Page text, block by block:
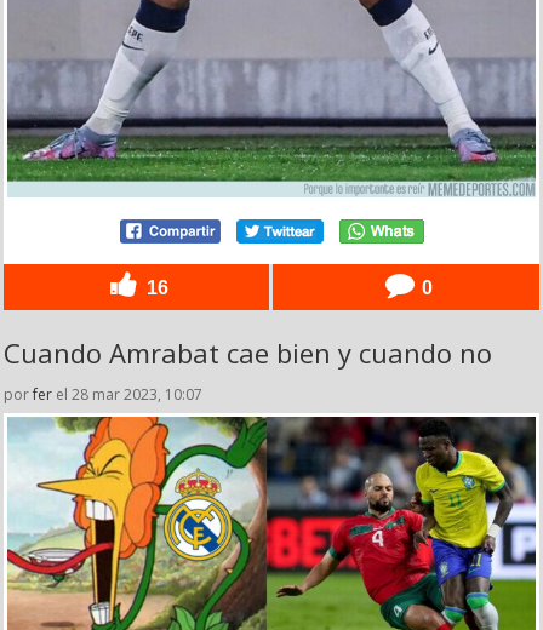
16 0
Cuando Amrabat cae bien y cuando no
porfer el 28 mar 2023, 10:07